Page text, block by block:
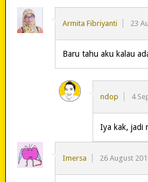
Armita Fibriyanti 23
Baru tahu aku kalau
ndop 4
Iya kak, jadi
Imersa 26 August